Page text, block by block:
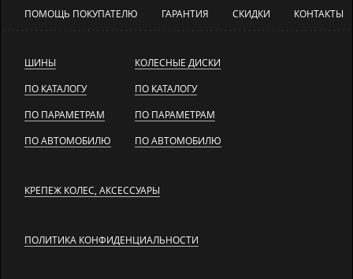
ПОМОЩЬ ПОКУПАТЕЛЮ ГАРАНТИЯ СКИДКИ КОНТАКТЫ
ШИНЫ
ПО КАТАЛОГУ
ПО ПАРАМЕТРАМ
ПО АВТОМОБИЛЮ
КОЛЕСНЫЕ ДИСКИ
ПО КАТАЛОГУ
ПО ПАРАМЕТРАМ
ПО АВТОМОБИЛЮ
КРЕПЕЖ КОЛЕС, АКСЕССУАРЫ
ПОЛИТИКА КОНФИДЕНЦИАЛЬНОСТИ